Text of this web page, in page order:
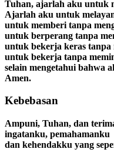
Tuhan, ajarlah aku untuk
Ajarlah aku untuk
untuk memberi tanpa
untuk berperang tanpa
untuk bekerja keras tanpa
untuk bekerja tanpa
selain mengetahui bahwa
Amen.
Kebebasan
Ampuni, Tuhan, dan
ingatanku, pemahamanku
dan kehendakku yang